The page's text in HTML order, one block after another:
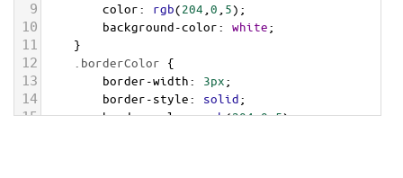
9 color: rgb(204 0 5);
10 background-color: white;
11 }
12 .borderColor {
13 border-width: 3px;
14 border-style: solid;
15 border-color: rgb(204,0,5);